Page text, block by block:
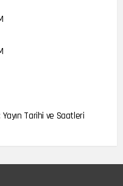
Tarihi ve Saatleri